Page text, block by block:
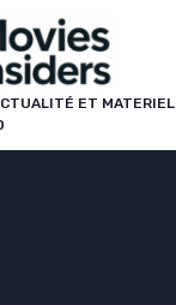
ET MATERIEL
cookies